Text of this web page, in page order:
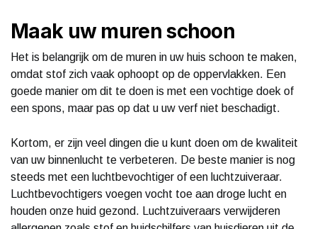
Maak uw muren schoon
Het is belangrijk om de muren in uw huis schoon te maken,
omdat stof zich vaak ophoopt op de oppervlakken. Een
goede manier om dit te doen is met een vochtige doek of
een spons, maar pas op dat u uw verf niet beschadigt.
Kortom, er zijn veel dingen die u kunt doen om de kwaliteit
van uw binnenlucht te verbeteren. De beste manier is nog
steeds met een luchtbevochtiger of een luchtzuiveraar.
Luchtbevochtigers voegen vocht toe aan droge lucht en
houden onze huid gezond. Luchtzuiveraars verwijderen